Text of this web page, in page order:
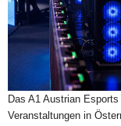
Das A1 Austrian
Veranstaltungen in